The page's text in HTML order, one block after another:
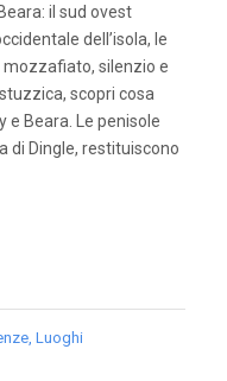
il sud ovest
dell’isola, le
silenzio e
scopri cosa
e Beara. Le penisole
di Dingle, restituiscono
Luoghi